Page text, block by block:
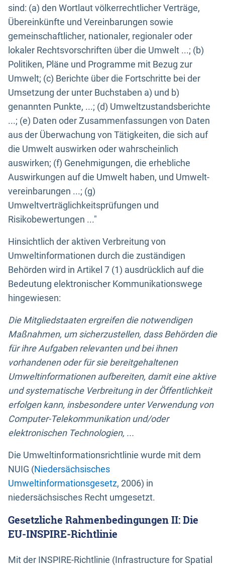
sind: (a) den Wortlaut völkerrechtlicher Verträge,
Übereinkünfte und Vereinbarungen sowie
gemeinschaftlicher, nationaler, regionaler oder
lokaler Rechtsvorschriften über die Umwelt ...; (b)
Politiken, Pläne und Programme mit Bezug zur
Umwelt; (c) Berichte über die Fortschritte bei der
Umsetzung der unter Buchstaben a) und b)
genannten Punkte, ...; (d) Umweltzustandsberichte
...; (e) Daten oder Zusammenfassungen von Daten
aus der Überwachung von Tätigkeiten, die sich auf
die Umwelt auswirken oder wahrscheinlich
auswirken; (f) Genehmigungen, die erhebliche
Auswirkungen auf die Umwelt haben, und Umwelt-
vereinbarungen ...; (g)
Umweltverträglichkeitsprüfungen und
Risikobewertungen ..."
Hinsichtlich der aktiven Verbreitung von
Umweltinformationen durch die zuständigen
Behörden wird in Artikel 7 (1) ausdrücklich auf die
Bedeutung elektronischer Kommunikationswege
hingewiesen:
Die Mitgliedstaaten ergreifen die notwendigen
Maßnahmen, um sicherzustellen, dass Behörden die
für ihre Aufgaben relevanten und bei ihnen
vorhandenen oder für sie bereitgehaltenen
Umweltinformationen aufbereiten, damit eine aktive
und systematische Verbreitung in der Öffentlichkeit
erfolgen kann, insbesondere unter Verwendung von
Computer-Telekommunikation und/oder
elektronischen Technologien, ...
Die Umweltinformationsrichtlinie wurde mit dem
NUIG (Niedersächsisches
Umweltinformationsgesetz, 2006) in
niedersächsisches Recht umgesetzt.
Gesetzliche Rahmenbedingungen II: Die
EU-INSPIRE-Richtlinie
Mit der INSPIRE-Richtlinie (Infrastructure for Spatial